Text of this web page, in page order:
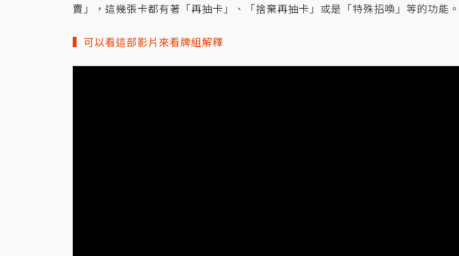
賣」，這幾張卡都有著「再抽卡」、「捨棄再抽卡」或是「特殊招喚」等的功能。
▍可以看這部影片來看牌組解釋